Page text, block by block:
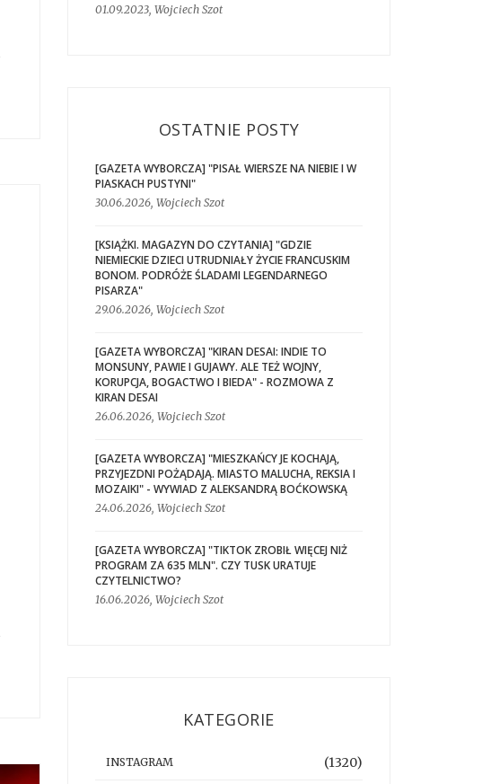
01.09.2023, Wojciech Szot
OSTATNIE POSTY
[GAZETA WYBORCZA] "PISAŁ WIERSZE NA NIEBIE I W
PIASKACH PUSTYNI"
30.06.2026, Wojciech Szot
[KSIĄŻKI. MAGAZYN DO CZYTANIA] "GDZIE
NIEMIECKIE DZIECI UTRUDNIAŁY ŻYCIE FRANCUSKIM
BONOM. PODRÓŻE ŚLADAMI LEGENDARNEGO
PISARZA"
29.06.2026, Wojciech Szot
[GAZETA WYBORCZA] "KIRAN DESAI: INDIE TO
MONSUNY, PAWIE I GUJAWY. ALE TEŻ WOJNY,
KORUPCJA, BOGACTWO I BIEDA" - ROZMOWA Z
KIRAN DESAI
26.06.2026, Wojciech Szot
[GAZETA WYBORCZA] "MIESZKAŃCY JE KOCHAJĄ,
PRZYJEZDNI POŻĄDAJĄ. MIASTO MALUCHA, REKSIA I
MOZAIKI" - WYWIAD Z ALEKSANDRĄ BOĆKOWSKĄ
24.06.2026, Wojciech Szot
[GAZETA WYBORCZA] "TIKTOK ZROBIŁ WIĘCEJ NIŻ
PROGRAM ZA 635 MLN". CZY TUSK URATUJE
CZYTELNICTWO?
16.06.2026, Wojciech Szot
KATEGORIE
INSTAGRAM (1320)